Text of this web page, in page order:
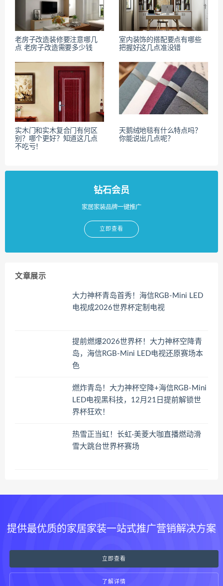
老房子改造装修要注意哪几
点 老房子改造需要多少钱
室内装饰的搭配要点有哪些
把握好这几点准没错
实木门和实木复合门有何区
别？哪个更好？知道这几点
不吃亏！
天鹅绒地毯有什么特点吗？
你能说出几点呢？
钻石会员
家居家装品牌一键推广
立即查看
文章展示
大力神杯青岛首秀！海信RGB-Mini LED
电视成2026世界杯定制电视
提前燃爆2026世界杯！大力神杯空降青
岛，海信RGB-Mini LED电视还原赛场本
色
燃炸青岛！大力神杯空降+海信RGB-Mini
LED电视黑科技，12月21日提前解锁世
界杯狂欢！
热雪正当虹！长虹·美菱大咖直播燃动滑
雪大跳台世界杯赛场
提供最优质的家居家装一站式推广营销解决方案
立即查看
了解详情